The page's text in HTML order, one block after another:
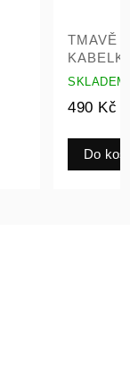
TMAVĚ
SKLADEM
490 Kč
Do